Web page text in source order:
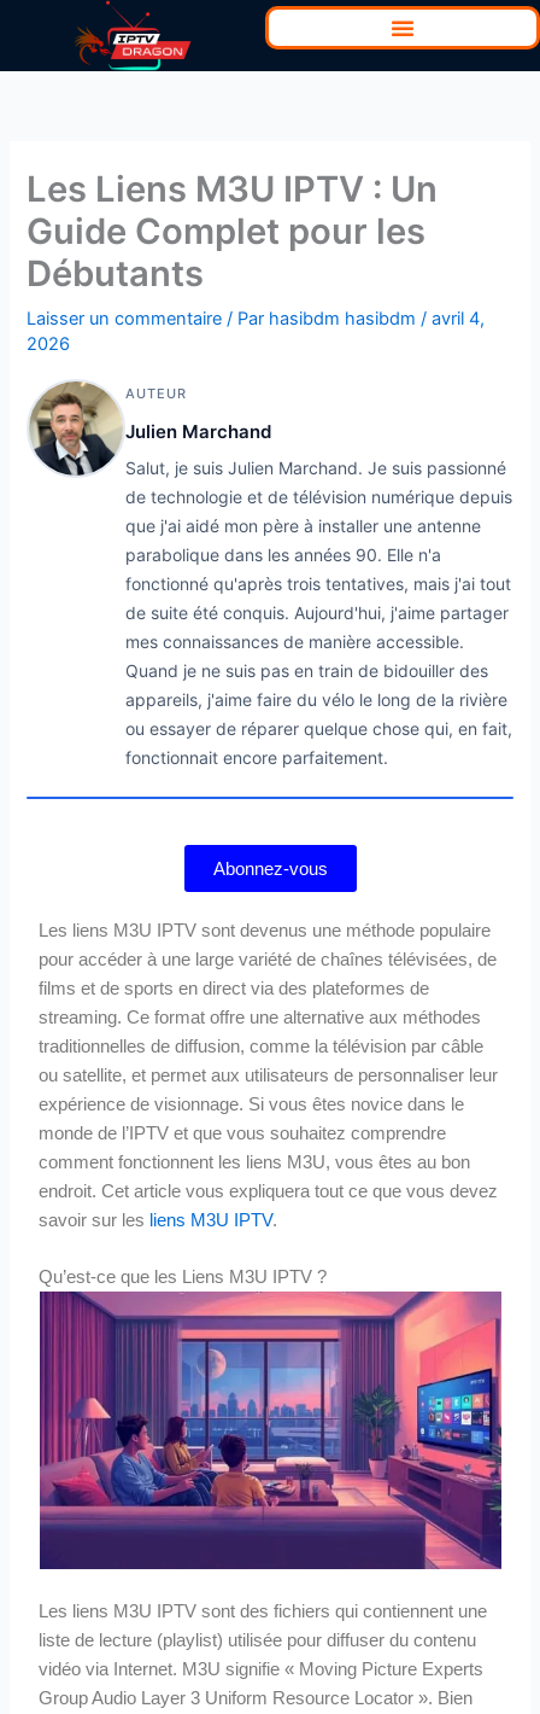
contenu
Les Liens M3U IPTV : Un
Guide Complet pour les
Débutants
Laisser un commentaire / Par hasibdm hasibdm/avril 4,
2026
AUTEUR
Julien Marchand
Salut, je suis Julien Marchand. Je suis passionné
de technologie et de télévision numérique depuis
que j'ai aidé mon père à installer une antenne
parabolique dans les années 90. Elle n'a
fonctionné qu'après trois tentatives, mais j'ai tout
de suite été conquis. Aujourd'hui, j'aime partager
mes connaissances de manière accessible.
Quand je ne suis pas en train de bidouiller des
appareils, j'aime faire du vélo le long de la rivière
ou essayer de réparer quelque chose qui, en fait,
fonctionnait encore parfaitement.
Abonnez-vous
Les liens M3U IPTV sont devenus une méthode populaire
pour accéder à une large variété de chaînes télévisées, de
films et de sports en direct via des plateformes de
streaming. Ce format offre une alternative aux méthodes
traditionnelles de diffusion, comme la télévision par câble
ou satellite, et permet aux utilisateurs de personnaliser leur
expérience de visionnage. Si vous êtes novice dans le
monde de l’IPTV et que vous souhaitez comprendre
comment fonctionnent les liens M3U, vous êtes au bon
endroit. Cet article vous expliquera tout ce que vous devez
savoir sur les liens M3U IPTV.
Qu’est-ce que les Liens M3U IPTV ?
Les liens M3U IPTV sont des fichiers qui contiennent une
liste de lecture (playlist) utilisée pour diffuser du contenu
vidéo via Internet. M3U signifie « Moving Picture Experts
Group Audio Layer 3 Uniform Resource Locator ». Bien